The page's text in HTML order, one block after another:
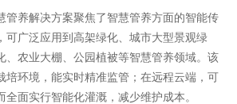
管养解决方案聚焦了智慧管养方面的智能传
可广泛应用到高架绿化、城市大型景观绿
、农业大棚、公园植被等智慧管养领域。该
培环境，能实时精准监管；在远程云端，可
全面实行智能化灌溉，减少维护成本。